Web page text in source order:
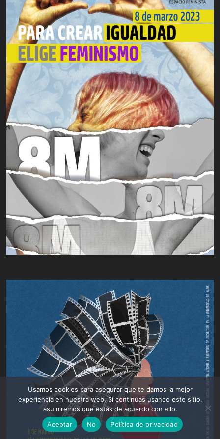
Usamos cookies para asegurar que te damos la mejor
experiencia en nuestra web. Si continúas usando este sitio,
asumiremos que estás de acuerdo con ello.
Aceptar
No Política de privacidad